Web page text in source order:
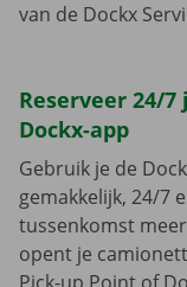
van de Dockx
Reserveer 24/
Dockx-app
Gebruik je de
gemakkelijk, 24/7
tussenkomst
opent je